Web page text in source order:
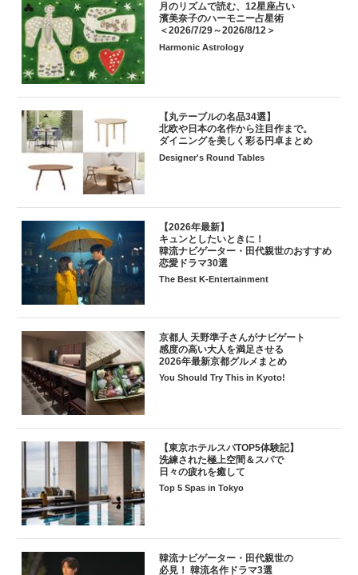
月のリズムで読む、12星座占い
濱美奈子のハーモニー占星術
＜2026/7/29～2026/8/12＞
Harmonic Astrology
【丸テーブルの名品34選】
北欧や日本の名作から注目作まで。
ダイニングを美しく彩る円卓まとめ
Designer's Round Tables
【2026年最新】
キュンとしたいときに！
韓流ナビゲーター・田代親世のおすすめ
恋愛ドラマ30選
The Best K-Entertainment
京都人 天野準子さんがナビゲート
感度の高い大人を満足させる
2026年最新京都グルメまとめ
You Should Try This in Kyoto!
【東京ホテルスパTOP5体験記】
洗練された極上空間＆スパで
日々の疲れを癒して
Top 5 Spas in Tokyo
韓流ナビゲーター・田代親世の
必見！ 韓流名作ドラマ3選